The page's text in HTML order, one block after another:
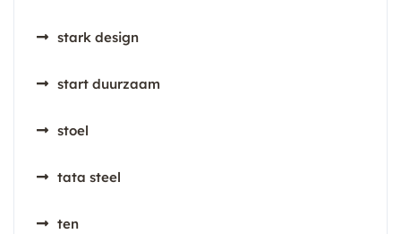
stark design
start duurzaam
stoel
tata steel
ten